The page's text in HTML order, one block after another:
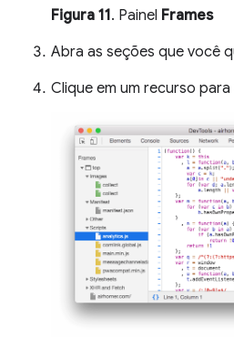
Figura 11. Painel Frames
Abra as seções que você
Clique em um recurso para